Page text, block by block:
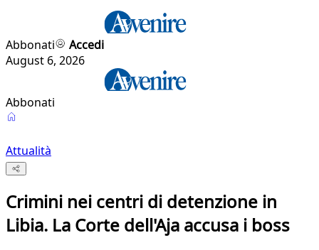
Abbonati
Accedi
August 6, 2026
Abbonati
Attualità
Crimini nei centri di detenzione in
Libia. La Corte dell'Aja accusa i boss